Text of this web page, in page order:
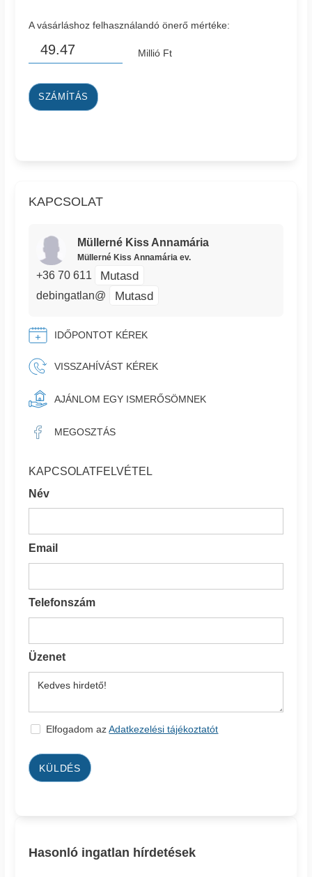
A vásárláshoz felhasználandó önerő mértéke:
Millió Ft
SZÁMÍTÁS
KAPCSOLAT
Müllerné Kiss Annamária
Müllerné Kiss Annamária ev.
+36 70 611 Mutasd
debingatlan@ Mutasd
IDŐPONTOT KÉREK
VISSZAHÍVÁST KÉREK
AJÁNLOM EGY ISMERŐSÖMNEK
MEGOSZTÁS
KAPCSOLATFELVÉTEL
Név
Email
Telefonszám
Üzenet
Elfogadom azAdatkezelési tájékoztatót
KÜLDÉS
Hasonló ingatlan hírdetések